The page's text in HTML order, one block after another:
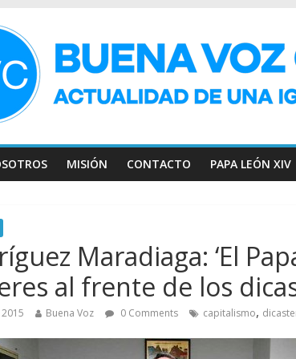
MISIÓN CONTACTO PAPA LEÓN XIV
Maradiaga: ‘El
al frente de los
Buena Voz 0 Comments capitalismo,